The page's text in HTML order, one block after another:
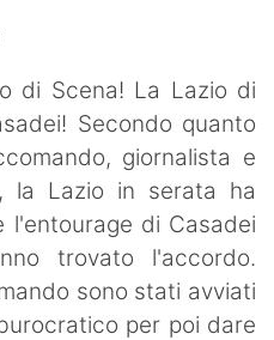
di Scena! La Lazio di
Secondo quanto
giornalista e
la Lazio in serata ha
l'entourage di Casadei
trovato l'accordo.
sono stati avviati
per poi dare